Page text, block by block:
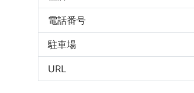
電話番号
駐車場
URL